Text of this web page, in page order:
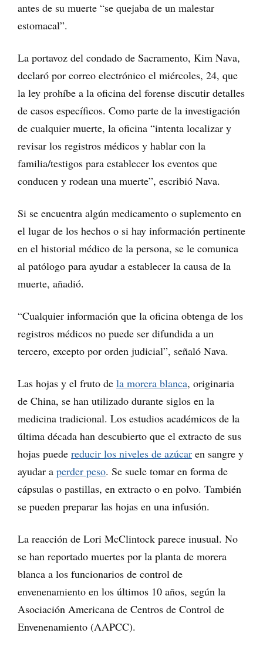
antes de su muerte “se quejaba de un malestar
estomacal”.
La portavoz del condado de Sacramento, Kim Nava,
declaró por correo electrónico el miércoles, 24, que
la ley prohíbe a la oficina del forense discutir detalles
de casos específicos. Como parte de la investigación
de cualquier muerte, la oficina “intenta localizar y
revisar los registros médicos y hablar con la
familia/testigos para establecer los eventos que
conducen y rodean una muerte”, escribió Nava.
Si se encuentra algún medicamento o suplemento en
el lugar de los hechos o si hay información pertinente
en el historial médico de la persona, se le comunica
al patólogo para ayudar a establecer la causa de la
muerte, añadió.
“Cualquier información que la oficina obtenga de los
registros médicos no puede ser difundida a un
tercero, excepto por orden judicial”, señaló Nava.
Las hojas y el fruto de la morera blanca, originaria
de China, se han utilizado durante siglos en la
medicina tradicional. Los estudios académicos de la
última década han descubierto que el extracto de sus
hojas puede reducir los niveles de azúcar en sangre y
ayudar a perder peso. Se suele tomar en forma de
cápsulas o pastillas, en extracto o en polvo. También
se pueden preparar las hojas en una infusión.
La reacción de Lori McClintock parece inusual. No
se han reportado muertes por la planta de morera
blanca a los funcionarios de control de
envenenamiento en los últimos 10 años, según la
Asociación Americana de Centros de Control de
Envenenamiento (AAPCC).